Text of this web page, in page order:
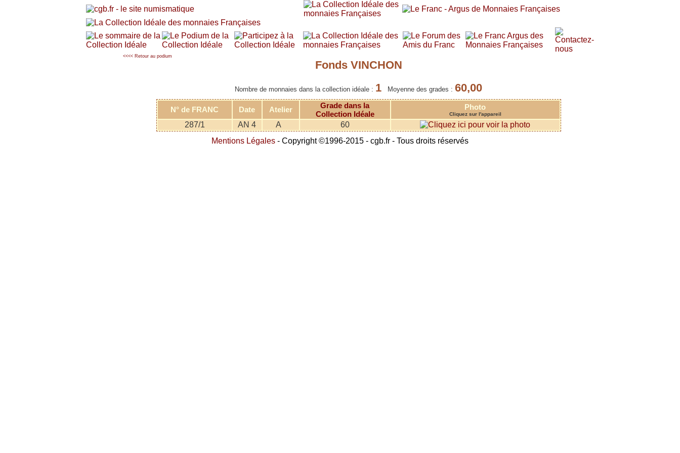
<<<< Retour au podium
Fonds VINCHON
Nombre de monnaies dans la collection idéale : 1 Moyenne des grades : 60,00
N° de FRANC Date Atelier
Grade dans la
Collection Idéale
Photo
Cliquez sur l'appareil
287/1 AN 4 A
60
Mentions Légales - Copyright ©1996-2015 - cgb.fr - Tous droits réservés